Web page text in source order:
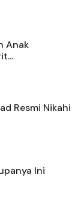
Anak
Resmi Nikahi
Ini